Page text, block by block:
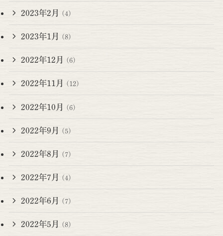
2023年2月 (4)
2023年1月 (8)
2022年12月 (6)
2022年11月 (12)
2022年10月 (6)
2022年9月 (5)
2022年8月 (7)
2022年7月 (4)
2022年6月 (7)
2022年5月 (8)